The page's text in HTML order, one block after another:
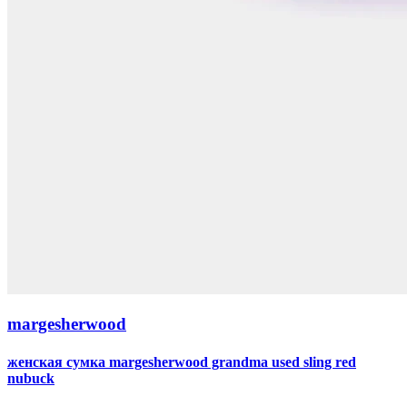
margesherwood
женская сумка margesherwood grandma used sling red
nubuck